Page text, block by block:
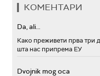
КОМЕНТАРИ
Da, ali...
Како преживети прва три
шта нас припрема ЕУ
Dvojnik mog oca